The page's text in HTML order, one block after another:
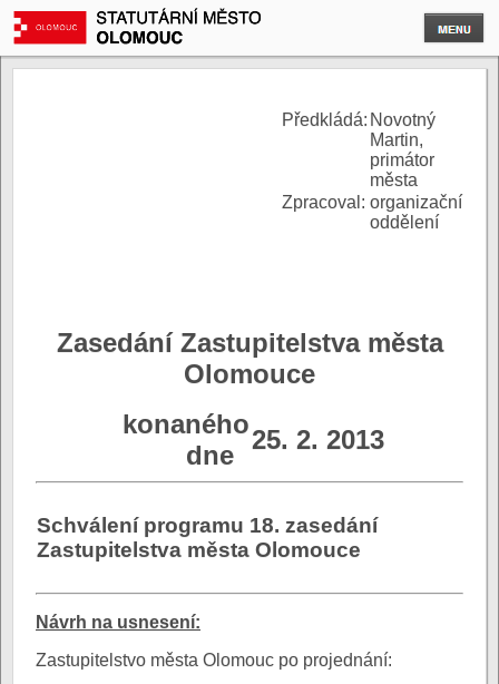
Předkládá: Novotný
Martin,
primátor
města
Zpracoval: organizační
oddělení
Zasedání Zastupitelstva města
Olomouce
konaného
dne
25. 2. 2013
Schválení programu 18. zasedání
Zastupitelstva města Olomouce
Návrh na usnesení:
Zastupitelstvo města Olomouc po projednání: